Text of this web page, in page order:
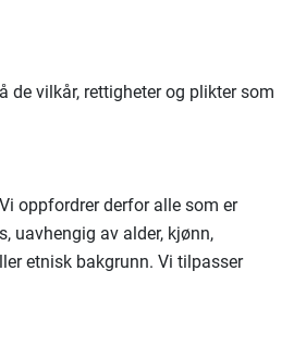
de vilkår, rettigheter og plikter som
oppfordrer derfor alle som er
uavhengig av alder, kjønn,
etnisk bakgrunn. Vi tilpasser